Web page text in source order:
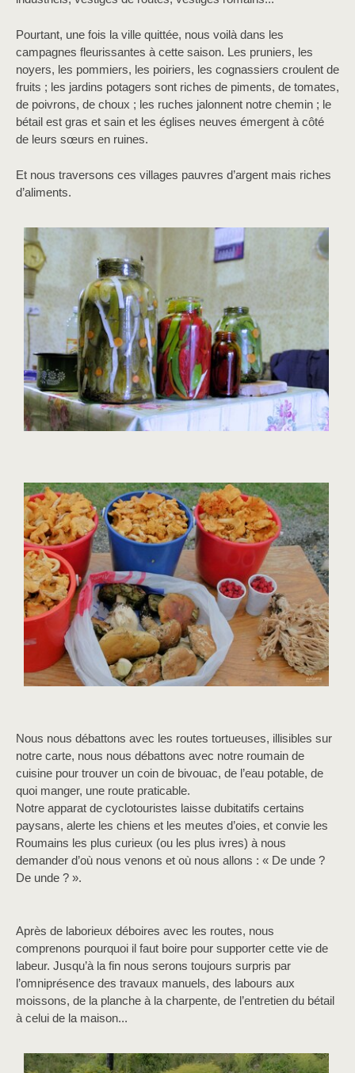
Pourtant, une fois la ville quittée, nous voilà dans les
campagnes fleurissantes à cette saison. Les pruniers, les
noyers, les pommiers, les poiriers, les cognassiers croulent de
fruits ; les jardins potagers sont riches de piments, de tomates,
de poivrons, de choux ; les ruches jalonnent notre chemin ; le
bétail est gras et sain et les églises neuves émergent à côté
de leurs sœurs en ruines.
Et nous traversons ces villages pauvres d’argent mais riches
d’aliments.
Nous nous débattons avec les routes tortueuses, illisibles sur
notre carte, nous nous débattons avec notre roumain de
cuisine pour trouver un coin de bivouac, de l’eau potable, de
quoi manger, une route praticable.
Notre apparat de cyclotouristes laisse dubitatifs certains
paysans, alerte les chiens et les meutes d’oies, et convie les
Roumains les plus curieux (ou les plus ivres) à nous
demander d’où nous venons et où nous allons : « De unde ?
De unde ? ».
Après de laborieux déboires avec les routes, nous
comprenons pourquoi il faut boire pour supporter cette vie de
labeur. Jusqu’à la fin nous serons toujours surpris par
l’omniprésence des travaux manuels, des labours aux
moissons, de la planche à la charpente, de l’entretien du bétail
à celui de la maison...